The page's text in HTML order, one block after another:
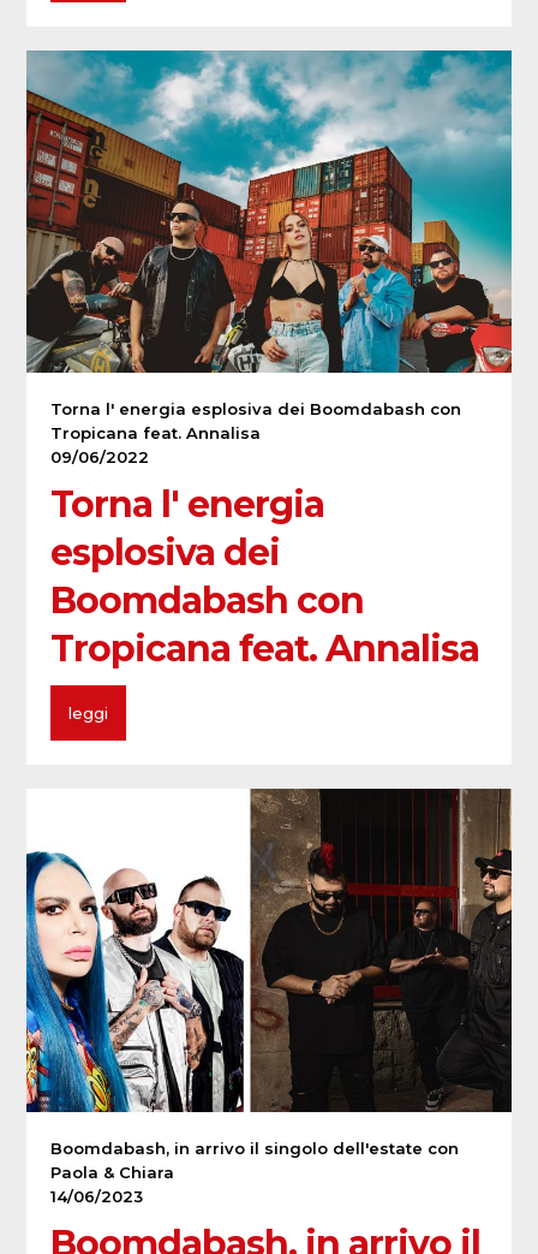
Torna l' energia esplosiva dei Boomdabash con
Tropicana feat. Annalisa
09/06/2022
Torna l' energia
esplosiva dei
Boomdabash con
Tropicana feat. Annalisa
leggi
Boomdabash, in arrivo il singolo dell'estate con
Paola & Chiara
14/06/2023
Boomdabash, in arrivo il